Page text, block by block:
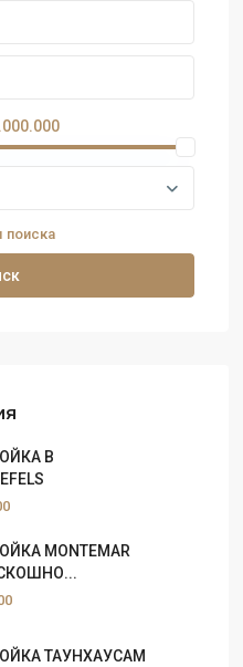
поиска
В
MONTEMAR
ТАУНХАУСАМ